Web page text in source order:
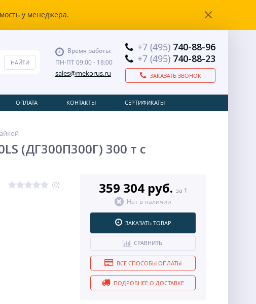
у менеджера.
Время работы:
ПН-ПТ 09:00 - 18:00
sales@mekorus.ru
+7 (495) 740-88-96
+7 (495) 740-88-23
ЗАКАЗАТЬ ЗВОНОК
ОПЛАТА КОНТАКТЫ СЕРТИФИКАТЫ
(ДГ300П300Г) 300 т с
(0) 359 304 руб. за 1
Нет в наличии
ЗАКАЗАТЬ ТОВАР
СРАВНИТЬ
ВСЕ СПОСОБЫ ОПЛАТЫ
ПОДРОБНЕЕ О ДОСТАВКЕ